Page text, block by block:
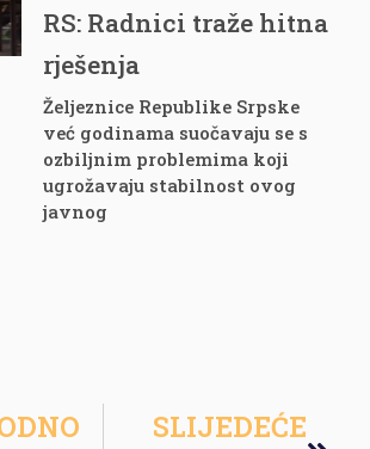
RS: Radnici traže hitna
rješenja
Željeznice Republike Srpske
već godinama suočavaju se s
ozbiljnim problemima koji
ugrožavaju stabilnost ovog
javnog
SLIJEDEĆE